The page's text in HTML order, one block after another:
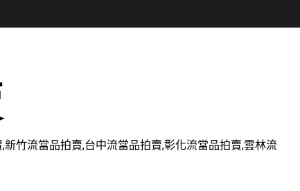
竹流當品拍賣,台中流當品拍賣,彰化流當品拍賣,雲林流